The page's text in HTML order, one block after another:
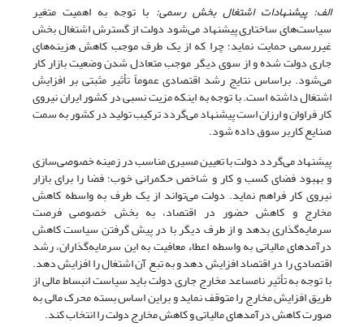
الف: پیشنهادات اشتغال بخش رسمی: با توجه به اهمیت متغیر
سیاست‌های ساختاری پیشنهاد می‌شود دولت از گسترش اشتغال بخش
غیررسمی حمایت نماید؛ چرا که از یک طرف موجب کاهش هزینه‌های
جاری دولت شده و از سوی دیگر موجب متعادل شدن وضعیت بازار کار
می‌شود. براساس نتایج رشد اقتصادی عموماً تأثیر مثبتی بر افزایش
اشتغال داشته است. با توجه به اینکه مزیت نسبی در کشور ایران نیروی
کار فراوان و ارزان است پیشنهاد می‌گردد ترکیب تولید در کشور به سمت
صنایع کاربر سوق داده شود.
پیشنهاد می‌گردد دولت با تعیین مسیری مناسب در زمینه خصوصی‌سازی
و بهبود فضای کسب و کار و شاخص حکمرانی خوب؛ فضا را برای بازار
نیروی کار فراهم نماید. دولت می‌تواند از یک طرف به واسطه کاهش
مخارج و کاهش حضور در اقتصاد، به بخش خصوصی فرصت
سرمایه‌گذاری بدهد و از طرف دیگر با در پیش گرفتن سیاست کاهش
درآمدهای مالیاتی به واسطه اعطاء معافیت به این سرمایه‌گذاران، رشد
اقتصادی را در اقتصاد افزایش دهد و به تبع آن اشتغال را افزایش دهد.
با توجه به تأثیر نامساعد مخارج جاری دولت باید سیاست انبساط مالی از
طریق افزایش مخارج را متوقف نماید و براین اساس بسته محرک مالی به
صورت کاهش درآمدهای مالیاتی و کاهش مخارج دولت را انتخاب کند.